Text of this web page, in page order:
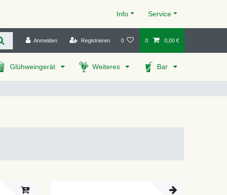
Info Service
Anmelden Registrieren 0 0 0,00 €
Glühweingerät Weiteres Bar